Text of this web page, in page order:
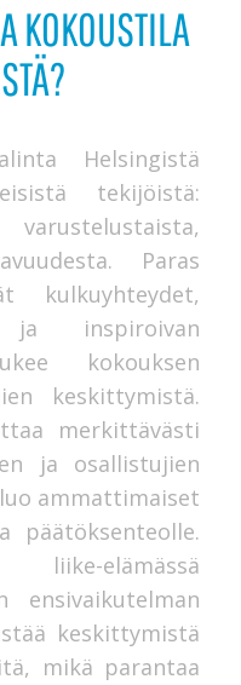
KOKOUSTILA
Helsingistä
tekijöistä:
Paras
kulkuyhteydet,
inspiroivan
kokouksen
keskittymistä.
merkittävästi
ja osallistujien
ammattimaiset
päätöksenteolle.
liike-elämässä
keskittymistä
mikä parantaa